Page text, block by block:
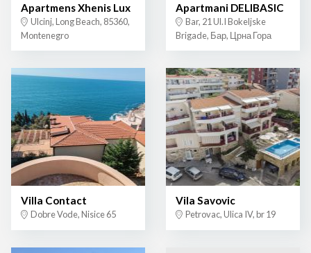
Apartmens Xhenis Lux
Ulcinj, Long Beach, 85360,
Montenegro
Apartmani DELIBASIC
Bar, 21 Ul.I Bokeljske
Brigade, Бар, Црна Гора
Villa Contact
Dobre Vode, Nisice 65
Vila Savovic
Petrovac, Ulica IV, br 19